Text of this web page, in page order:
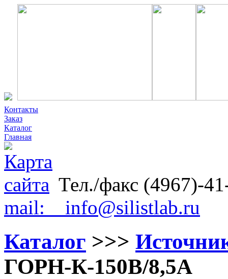
Контакты
Заказ
Каталог
Главная
Тел./факс (4967)-
mail: info@silistlab.ru
Каталог >>>
ГОРН-К-150В/8,5А